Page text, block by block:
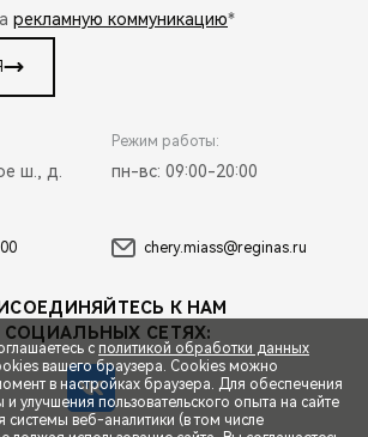
рекламную коммуникацию*
ш., д.
Режим работы:
пн-вс: 09:00-20:00
chery.miass@reginas.ru
К НАМ
СОЦИАЛЬНЫХ СЕТЯХ:
с политикой обработки данных
вашего браузера. Cookies можно
в настройках браузера. Для обеспечения
улучшения пользовательского опыта на сайте
системы веб-аналитики (в том числе